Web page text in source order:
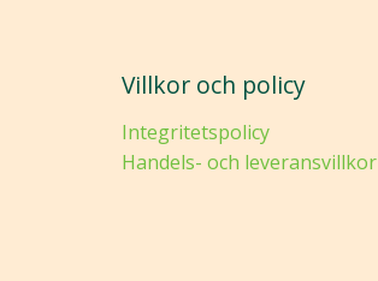
Villkor och policy
Integritetspolicy
Handels- och leveransvillkor